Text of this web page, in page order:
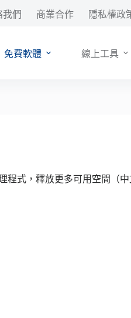
我們 商業合作 隱私權政
免費軟體 線上工具
程式，釋放更多可用空間（中